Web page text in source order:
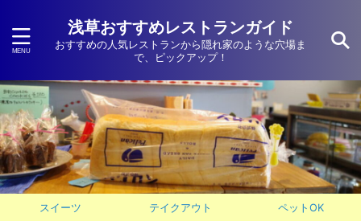
浅草おすすめレストランガイド
おすすめの人気レストランから隠れ家のような穴場ま
で、ピックアップ！
スイーツ テイクアウト ペットOK